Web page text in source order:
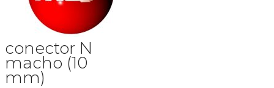
conector N
macho (10
mm)